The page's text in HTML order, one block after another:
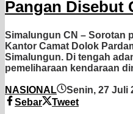
Pangan Disebut
Simalungun CN – Sorotan
Kantor Camat Dolok
Simalungun. Di tengah
pemeliharaan kendaraan
NASIONAL Senin, 27 Juli
Sebar
Tweet